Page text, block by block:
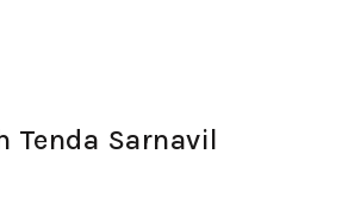
Tenda Sarnavil